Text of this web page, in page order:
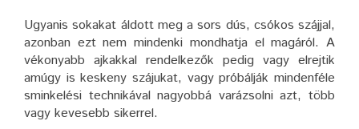
Ugyanis sokakat áldott meg a sors dús, csókos szájjal,
azonban ezt nem mindenki mondhatja el magáról. A
vékonyabb ajkakkal rendelkezők pedig vagy elrejtik
amúgy is keskeny szájukat, vagy próbálják mindenféle
sminkelési technikával nagyobbá varázsolni azt, több
vagy kevesebb sikerrel.